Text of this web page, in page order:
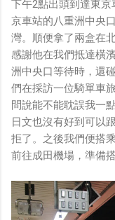
下午2點出頭到達東
京車站的八重洲中央
灣。順便拿了兩盒在
感謝他在我們抵達橫
洲中央口等待時，還
們在採訪一位騎單車
問說能不能耽誤我一
日文也沒有好到可以
拒了。之後我們便搭
前往成田機場，準備